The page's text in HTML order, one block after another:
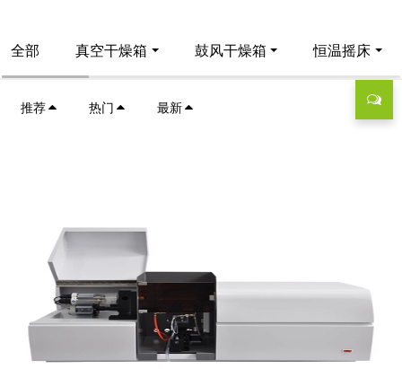
全部 真空干燥箱 鼓风干燥箱 恒温摇床
推荐 热门 最新